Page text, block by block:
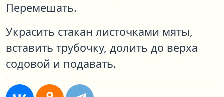
Перемешать.
Украсить стакан листочками мяты,
вставить трубочку, долить до верха
содовой и подавать.